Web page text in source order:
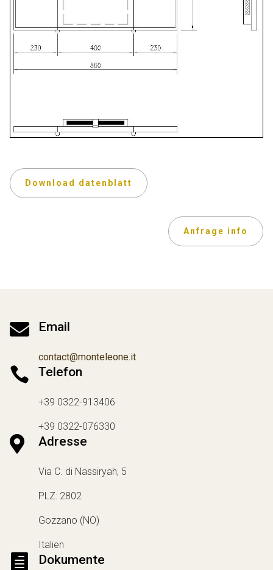
Download datenblatt
Anfrage info
 Email
contact@monteleone.it
 Telefon
+39 0322-913406
+39 0322-076330
 Adresse
Via C. di Nassiryah, 5
PLZ: 2802
Gozzano (NO)
Italien
 Dokumente